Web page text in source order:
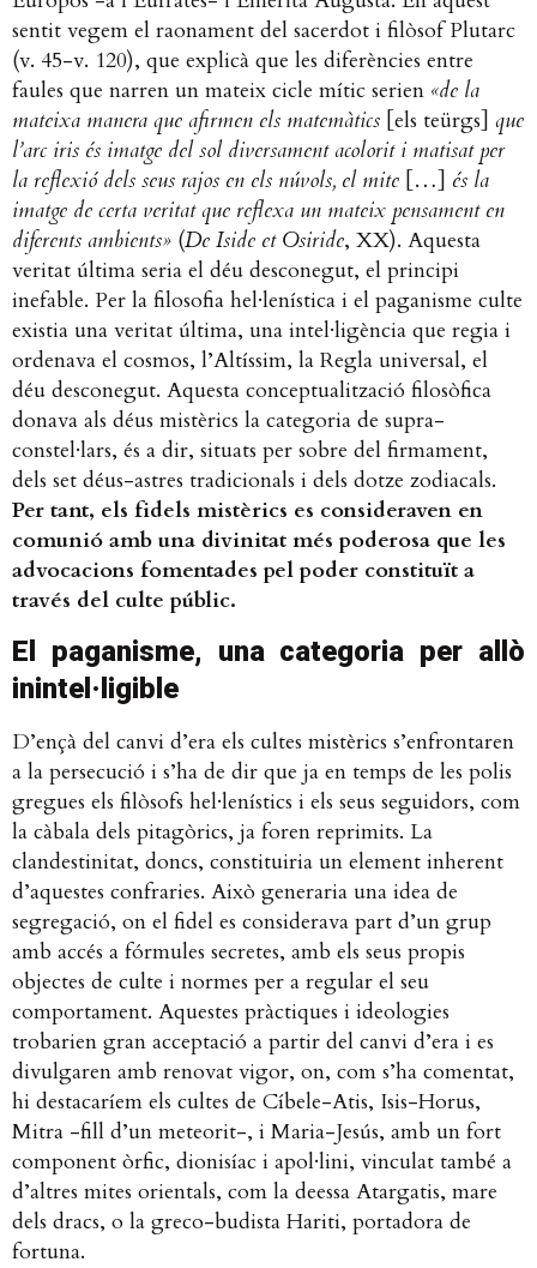
sentit vegem el raonament del sacerdot i filòsof Plutarc
(v. 45-v. 120), que explicà que les diferències entre
faules que narren un mateix cicle mític serien «de la
mateixa manera que afirmen els matemàtics [els teürgs] que
l’arc iris és imatge del sol diversament acolorit i matisat per
la reflexió dels seus rajos en els núvols, el mite […] és la
imatge de certa veritat que reflexa un mateix pensament en
diferents ambients» (De Iside et Osiride, XX). Aquesta
veritat última seria el déu desconegut, el principi
inefable. Per la filosofia hel·lenística i el paganisme culte
existia una veritat última, una intel·ligència que regia i
ordenava el cosmos, l’Altíssim, la Regla universal, el
déu desconegut. Aquesta conceptualització filosòfica
donava als déus mistèrics la categoria de supra-
constel·lars, és a dir, situats per sobre del firmament,
dels set déus-astres tradicionals i dels dotze zodiacals.
Per tant, els fidels mistèrics es consideraven en
comunió amb una divinitat més poderosa que les
advocacions fomentades pel poder constituït a
través del culte públic.
El paganisme, una categoria per allò
inintel·ligible
D’ençà del canvi d’era els cultes mistèrics s’enfrontaren
a la persecució i s’ha de dir que ja en temps de les polis
gregues els filòsofs hel·lenístics i els seus seguidors, com
la càbala dels pitagòrics, ja foren reprimits. La
clandestinitat, doncs, constituiria un element inherent
d’aquestes confraries. Això generaria una idea de
segregació, on el fidel es considerava part d’un grup
amb accés a fórmules secretes, amb els seus propis
objectes de culte i normes per a regular el seu
comportament. Aquestes pràctiques i ideologies
trobarien gran acceptació a partir del canvi d’era i es
divulgaren amb renovat vigor, on, com s’ha comentat,
hi destacaríem els cultes de Cíbele-Atis, Isis-Horus,
Mitra -fill d’un meteorit-, i Maria-Jesús, amb un fort
component òrfic, dionisíac i apol·lini, vinculat també a
d’altres mites orientals, com la deessa Atargatis, mare
dels dracs, o la greco-budista Hariti, portadora de
fortuna.